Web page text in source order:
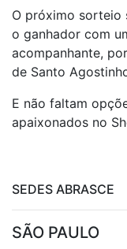
O próximo sorteio
o ganhador com
acompanhante,
de Santo
E não faltam
apaixonados no
SEDES ABRASCE
SÃO PAULO